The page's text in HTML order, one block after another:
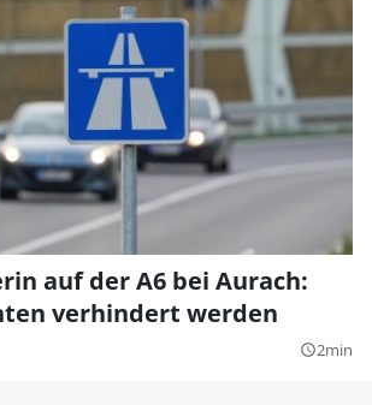
auf der A6 bei Aurach:
verhindert werden
query_builder2min